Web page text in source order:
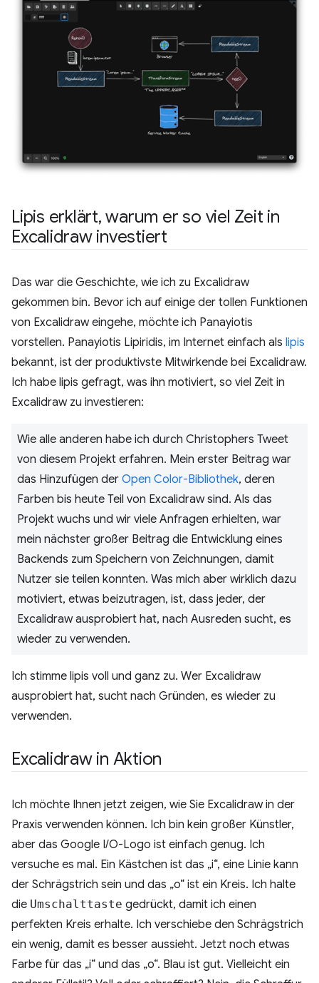
Lipis erklärt, warum er so viel Zeit in
Excalidraw investiert
Das war die Geschichte, wie ich zu Excalidraw
gekommen bin. Bevor ich auf einige der tollen Funktionen
von Excalidraw eingehe, möchte ich Panayiotis
vorstellen. Panayiotis Lipiridis, im Internet einfach als lipis
bekannt, ist der produktivste Mitwirkende bei Excalidraw.
Ich habe lipis gefragt, was ihn motiviert, so viel Zeit in
Excalidraw zu investieren:
Wie alle anderen habe ich durch Christophers Tweet
von diesem Projekt erfahren. Mein erster Beitrag war
das Hinzufügen der Open Color-Bibliothek, deren
Farben bis heute Teil von Excalidraw sind. Als das
Projekt wuchs und wir viele Anfragen erhielten, war
mein nächster großer Beitrag die Entwicklung eines
Backends zum Speichern von Zeichnungen, damit
Nutzer sie teilen konnten. Was mich aber wirklich dazu
motiviert, etwas beizutragen, ist, dass jeder, der
Excalidraw ausprobiert hat, nach Ausreden sucht, es
wieder zu verwenden.
Ich stimme lipis voll und ganz zu. Wer Excalidraw
ausprobiert hat, sucht nach Gründen, es wieder zu
verwenden.
Excalidraw in Aktion
Ich möchte Ihnen jetzt zeigen, wie Sie Excalidraw in der
Praxis verwenden können. Ich bin kein großer Künstler,
aber das Google I/O-Logo ist einfach genug. Ich
versuche es mal. Ein Kästchen ist das „i“, eine Linie kann
der Schrägstrich sein und das „o“ ist ein Kreis. Ich halte
die Umschalttaste gedrückt, damit ich einen
perfekten Kreis erhalte. Ich verschiebe den Schrägstrich
ein wenig, damit es besser aussieht. Jetzt noch etwas
Farbe für das „i“ und das „o“. Blau ist gut. Vielleicht ein